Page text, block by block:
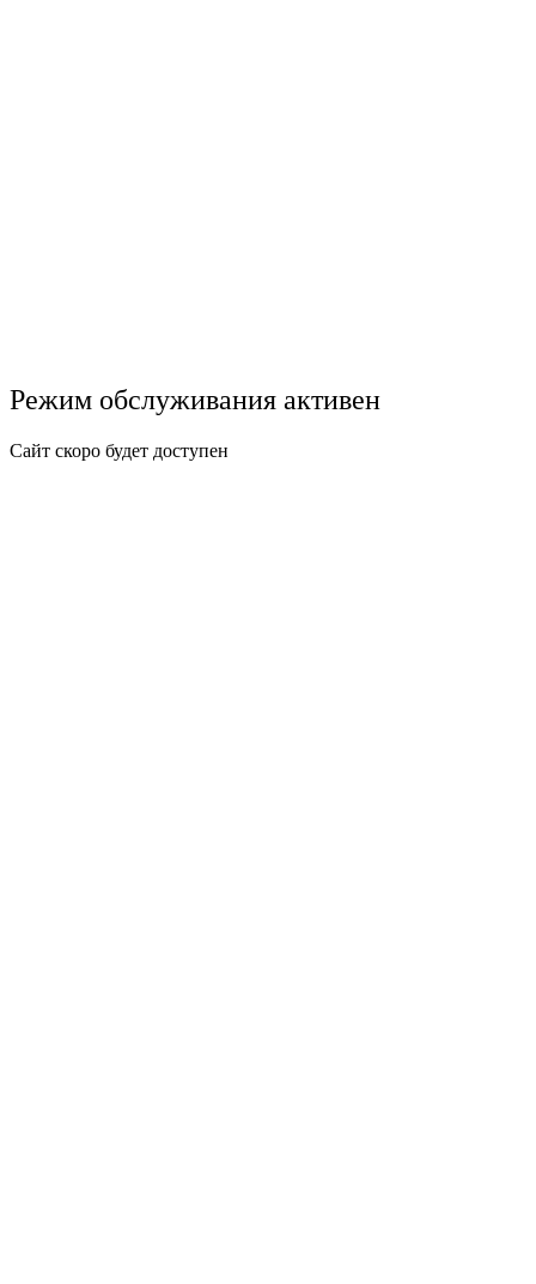
Режим обслуживания активен
Сайт скоро будет доступен